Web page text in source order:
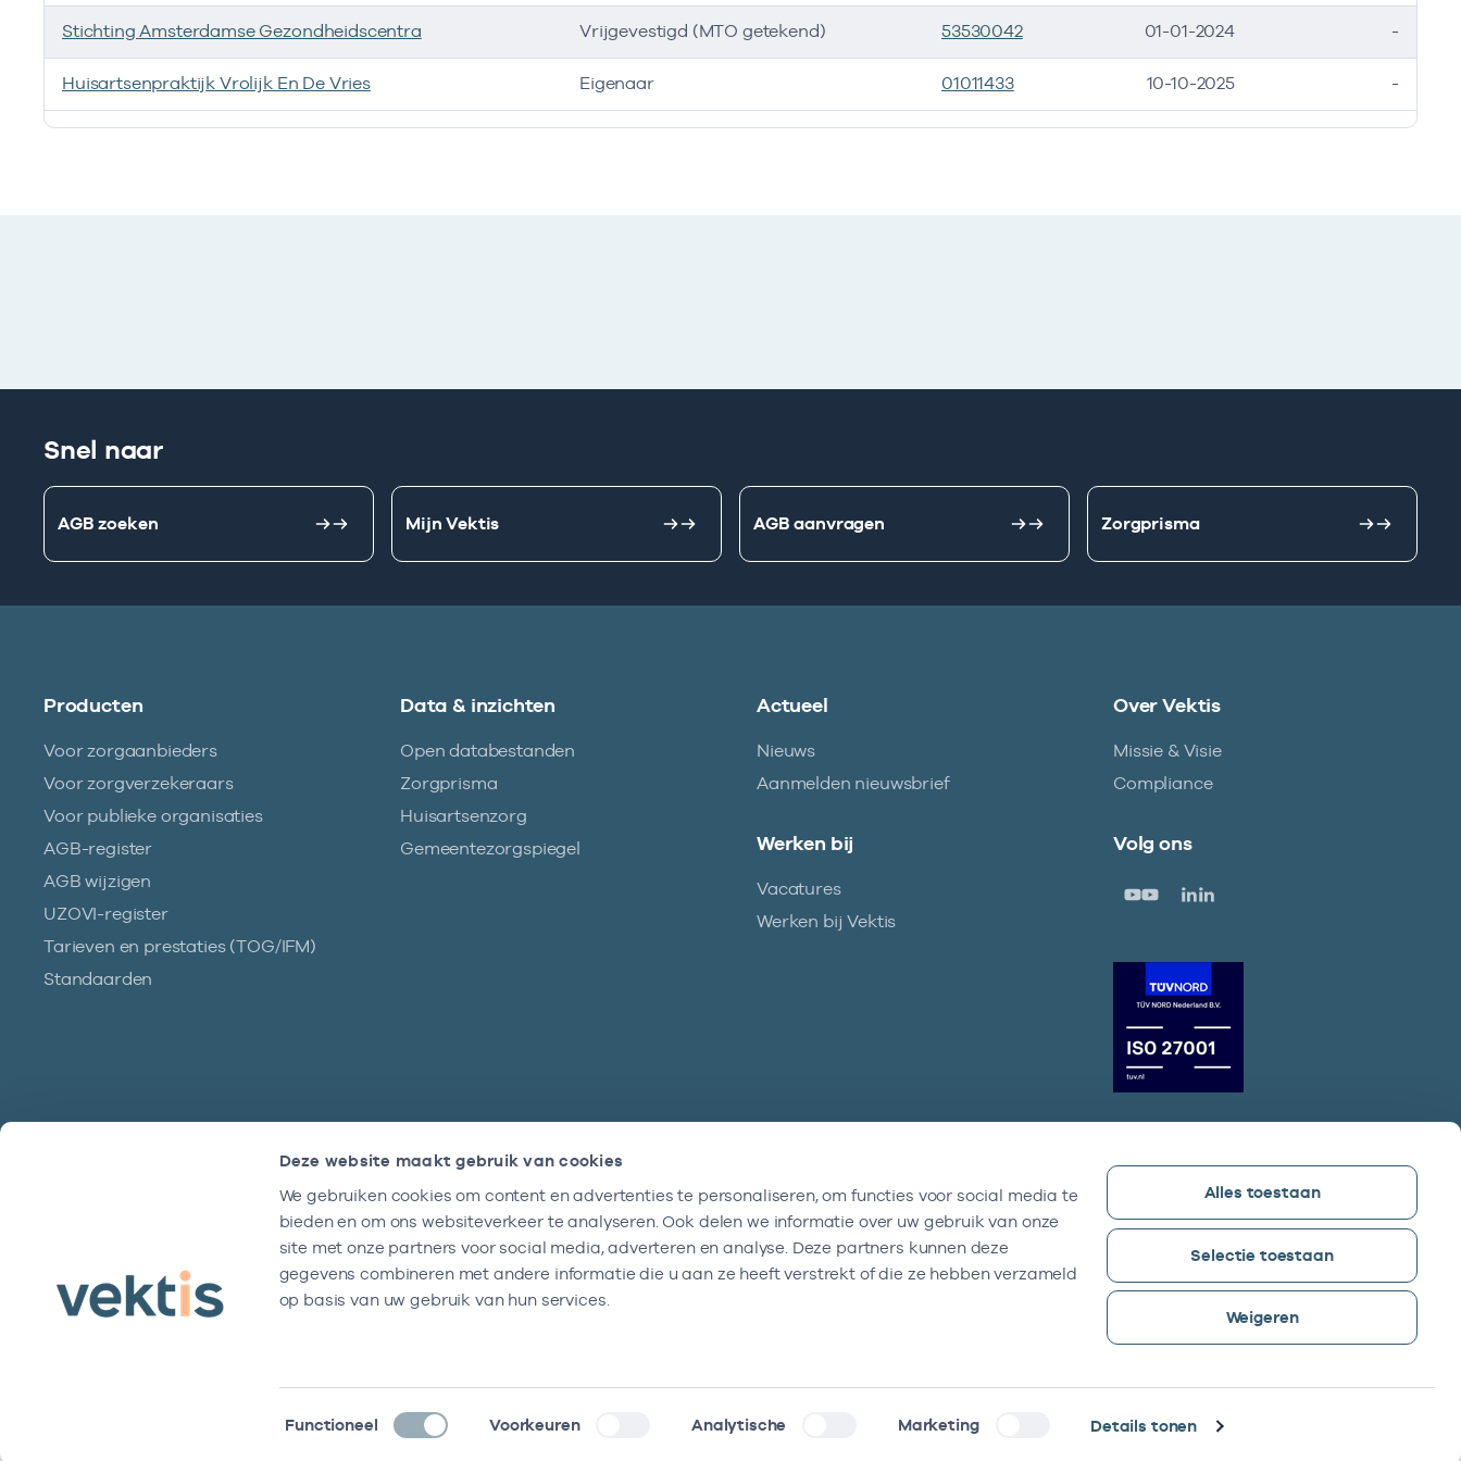
Deze website maakt gebruik van cookies
We gebruiken cookies om content en advertenties te personaliseren, om functies voor social media te
bieden en om ons websiteverkeer te analyseren. Ook delen we informatie over uw gebruik van onze
site met onze partners voor social media, adverteren en analyse. Deze partners kunnen deze
gegevens combineren met andere informatie die u aan ze heeft verstrekt of die ze hebben verzameld
op basis van uw gebruik van hun services.
Toestemmingsselectie
Functioneel Voorkeuren Analytische Marketing Details tonen
Alles toestaan
Selectie toestaan
Weigeren
Ik heb een arbeidsrelatie met
Stichting Amsterdamse Gezondheidscentra Vrijgevestigd (MTO getekend) 53530042 01-01-2024 -
Huisartsenpraktijk Vrolijk En De Vries Eigenaar 01011433 10-10-2025 -
Snel naar
AGB zoeken Mijn Vektis AGB aanvragen Zorgprisma
Producten
Voor zorgaanbieders
Voor zorgverzekeraars
Voor publieke organisaties
AGB-register
AGB wijzigen
UZOVI-register
Tarieven en prestaties (TOG/IFM)
Standaarden
Data & inzichten
Open databestanden
Zorgprisma
Huisartsenzorg
Gemeentezorgspiegel
Actueel
Nieuws
Aanmelden nieuwsbrief
Over Vektis
Missie & Visie
Compliance
Werken bij
Vacatures
Werken bij Vektis
Volg ons
We zijn doordeweeks bereikbaar tussen
Nieuwsbrief
Altijd op de hoogte blijven van al onze
nieuwtjes? Schrijf je nu in.
Vektis bezoekadres
Sparrenheuvel 18, Gebouw B,
3708 JE Zeist
Algemene voorwaarden Privacy- en cookieverklaring Kwetsbaarheid melden